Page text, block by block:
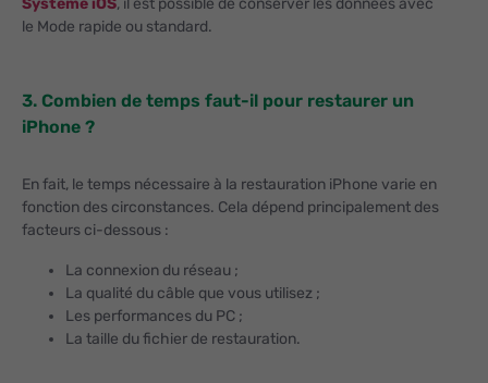
le Mode rapide ou standard.
3. Combien de temps faut-il pour restaurer un
iPhone ?
En fait, le temps nécessaire à la restauration iPhone varie en
fonction des circonstances. Cela dépend principalement des
facteurs ci-dessous :
La connexion du réseau ;
La qualité du câble que vous utilisez ;
Les performances du PC ;
La taille du fichier de restauration.